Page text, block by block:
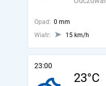
Opad: 0 mm
Wiatr:
15 km/h
23:00
23°C